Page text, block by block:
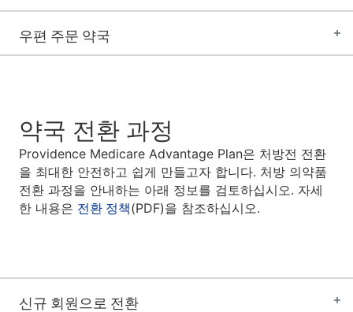
우편 주문 약국
약국 전환 과정
Providence Medicare Advantage Plan은 처방전 전환
을 최대한 안전하고 쉽게 만들고자 합니다. 처방 의약품
전환 과정을 안내하는 아래 정보를 검토하십시오. 자세
한 내용은 전환 정책(PDF)을 참조하십시오.
신규 회원으로 전환